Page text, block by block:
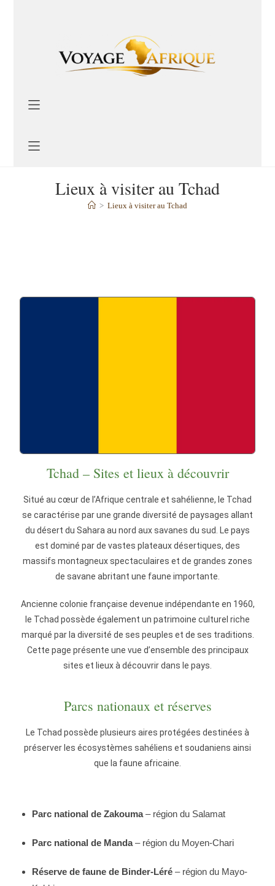
Lieux à visiter au Tchad
> Lieux à visiter au Tchad
Tchad – Sites et lieux à découvrir
Situé au cœur de l’Afrique centrale et sahélienne, le Tchad
se caractérise par une grande diversité de paysages allant
du désert du Sahara au nord aux savanes du sud. Le pays
est dominé par de vastes plateaux désertiques, des
massifs montagneux spectaculaires et de grandes zones
de savane abritant une faune importante.
Ancienne colonie française devenue indépendante en 1960,
le Tchad possède également un patrimoine culturel riche
marqué par la diversité de ses peuples et de ses traditions.
Cette page présente une vue d’ensemble des principaux
sites et lieux à découvrir dans le pays.
Parcs nationaux et réserves
Le Tchad possède plusieurs aires protégées destinées à
préserver les écosystèmes sahéliens et soudaniens ainsi
que la faune africaine.
Parc national de Zakouma– région du Salamat
Parc national de Manda– région du Moyen-Chari
Réserve de faune de Binder-Léré – région du Mayo-